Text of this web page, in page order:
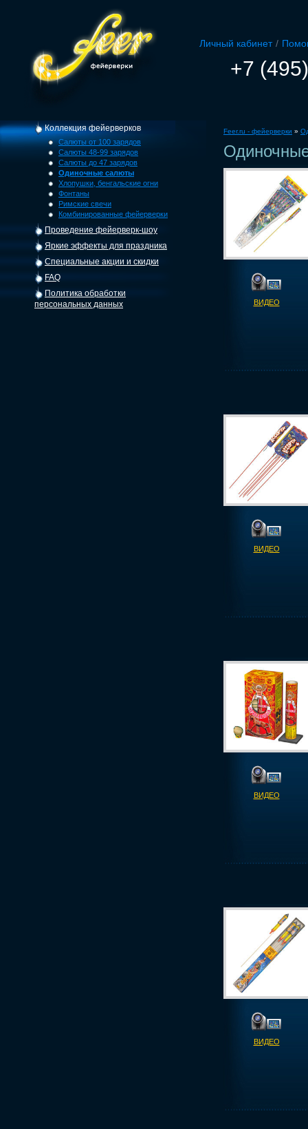
Личный кабинет /
+7
Коллекция фейерверков
Салюты от 100 зарядов
Салюты 48-99 зарядов
Салюты до 47 зарядов
Одиночные салюты
Хлопушки, бенгальские огни
Фонтаны
Римские свечи
Комбинированные фейерверки
Проведение фейерверк-шоу
Яркие эффекты для праздника
Специальные акции и скидки
FAQ
Политика обработки
персональных данных
Feer.ru - фейерверки »
ВИДЕО
ВИДЕО
ВИДЕО
ВИДЕО